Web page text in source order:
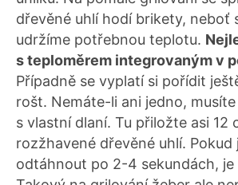
dřevěné uhlí hodí brikety, neboť
udržíme potřebnou teplotu.
s teploměrem integrovaným v
Případně se vyplatí si pořídit
rošt. Nemáte-li ani jedno,
s vlastní dlaní. Tu přiložte asi 12
rozžhavené dřevěné uhlí. Pokud
odtáhnout po 2-4 sekundách, je